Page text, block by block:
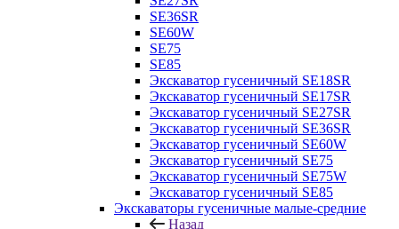
SE36SR
SE60W
SE75
SE85
Экскаватор гусеничный SE18SR
Экскаватор гусеничный SE17SR
Экскаватор гусеничный SE27SR
Экскаватор гусеничный SE36SR
Экскаватор гусеничный SE60W
Экскаватор гусеничный SE75
Экскаватор гусеничный SE75W
Экскаватор гусеничный SE85
Экскаваторы гусеничные малые-средние
Назад